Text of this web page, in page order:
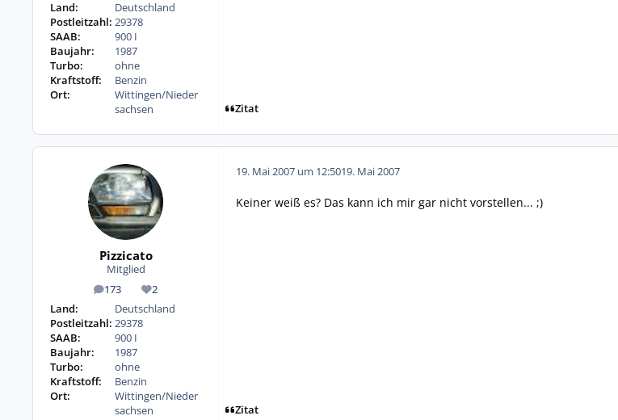
Land:
Deutschland
Postleitzahl: 29378
SAAB:
900 I
Baujahr:
1987
Turbo:
ohne
Kraftstoff:
Benzin
Ort:
Wittingen/Nieder
sachsen
Zitat
Pizzicato
Mitglied
173
Beiträge 2
Reputation
Land:
Deutschland
Postleitzahl: 29378
SAAB:
900 I
Baujahr:
1987
Turbo:
ohne
Kraftstoff:
Benzin
Ort:
Wittingen/Nieder
sachsen
19. Mai 2007 um 12:5019. Mai 2007
Keiner weiß es? Das kann ich mir gar nicht vorstellen... ;)
Zitat